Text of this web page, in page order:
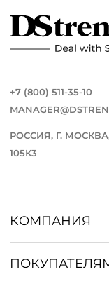
+7 (800) 511-35-10
РОССИЯ, Г.
105К3
КОМПАНИЯ